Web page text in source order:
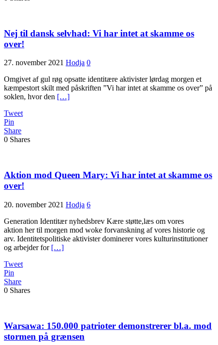
Nej til dansk selvhad: Vi har intet at skamme os
over!
27. november 2021 Hodja 0
Omgivet af gul røg opsatte identitære aktivister lørdag morgen et
kæmpestort skilt med påskriften ”Vi har intet at skamme os over” på
soklen, hvor den […]
Tweet
Pin
Share
0 Shares
Aktion mod Queen Mary: Vi har intet at skamme os
over!
20. november 2021 Hodja 6
Generation Identitær nyhedsbrev Kære støtte,læs om vores
aktion her til morgen mod woke forvanskning af vores historie og
arv. Identitetspolitiske aktivister dominerer vores kulturinstitutioner
og arbejder for […]
Tweet
Pin
Share
0 Shares
Warsawa: 150.000 patrioter demonstrerer bl.a. mod
stormen på grænsen